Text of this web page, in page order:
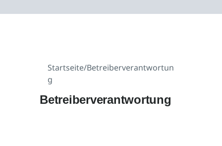
Startseite/Betreiberverantwortun
g
Betreiberverantwortung